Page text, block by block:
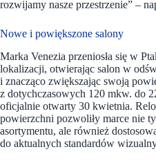
rozwijamy nasze przestrzenie” –
Nowe i powiększone salony
Marka Venezia przeniosła się w
lokalizacji, otwierając salon w
i znacząco zwiększając swoją
z dotychczasowych 120 mkw. do
oficjalnie otwarty 30 kwietnia.
powierzchni pozwoliły marce nie
asortymentu, ale również
do aktualnych standardów